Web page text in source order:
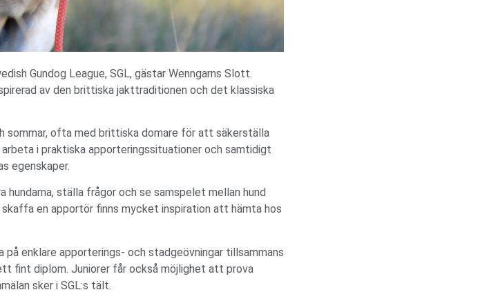
Gundog League, SGL, gästar Wenngarns Slott.
av den brittiska jakttraditionen och det klassiska
sommar, ofta med brittiska domare för att säkerställa
i praktiska apporteringssituationer och samtidigt
egenskaper.
ställa frågor och se samspelet mellan hund
en apportör finns mycket inspiration att hämta hos
på enklare apporterings- och stadgeövningar tillsammans
fint diplom. Juniorer får också möjlighet att prova
sker i SGL:s tält.